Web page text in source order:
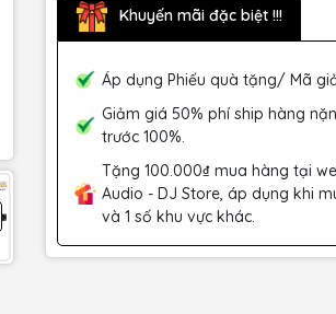
Khuyến mãi đặc biệt !!!
Áp dụng Phiếu quà tặng/ Mã
Giảm giá 50% phí ship hàng
trước 100%.
Tặng 100.000₫ mua hàng tại
Audio - DJ Store, áp dụng khi
và 1 số khu vực khác.